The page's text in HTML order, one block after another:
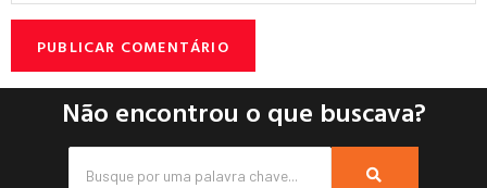
Não encontrou o que buscava?